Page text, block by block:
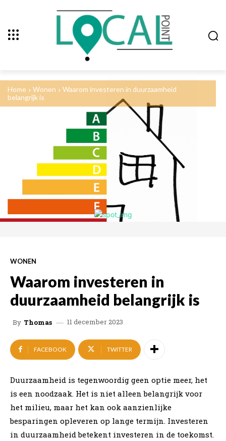
Home Wonen
Waarom investeren in duurzaamheid
belangrijk is
WONEN
Waarom investeren in
duurzaamheid belangrijk is
By Thomas 11 december 2023
FACEBOOK TWITTER
Duurzaamheid is tegenwoordig geen optie meer, het
is een noodzaak. Het is niet alleen belangrijk voor
het milieu, maar het kan ook aanzienlijke
besparingen opleveren op lange termijn. Investeren
in duurzaamheid betekent investeren in de toekomst.